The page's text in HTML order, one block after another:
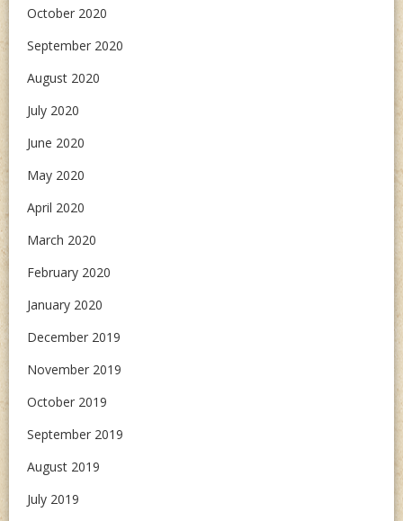
October 2020
September 2020
August 2020
July 2020
June 2020
May 2020
April 2020
March 2020
February 2020
January 2020
December 2019
November 2019
October 2019
September 2019
August 2019
July 2019